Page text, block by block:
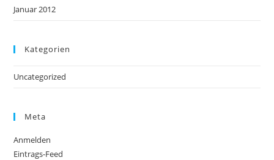
Januar 2012
Kategorien
Uncategorized
Meta
Anmelden
Eintrags-Feed